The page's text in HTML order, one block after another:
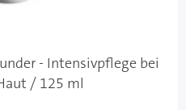
- Intensivpflege bei
/ 125 ml